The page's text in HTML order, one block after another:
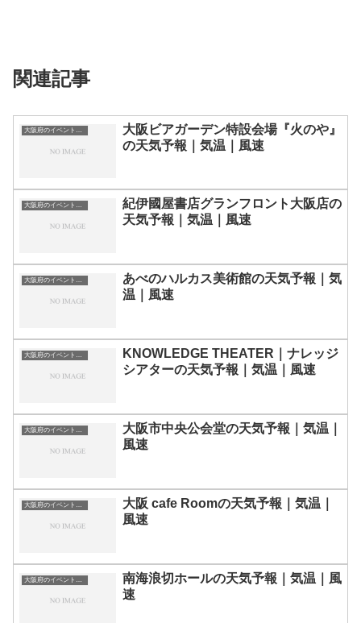
関連記事
大阪府のイベント会場一覧
大阪ビアガーデン特設会場『火のや』
の天気予報｜気温｜風速
大阪府のイベント会場一覧
紀伊國屋書店グランフロント大阪店の
天気予報｜気温｜風速
大阪府のイベント会場一覧
あべのハルカス美術館の天気予報｜気
温｜風速
大阪府のイベント会場一覧
KNOWLEDGE THEATER｜ナレッジ
シアターの天気予報｜気温｜風速
大阪府のイベント会場一覧
大阪市中央公会堂の天気予報｜気温｜
風速
大阪府のイベント会場一覧
大阪 cafe Roomの天気予報｜気温｜
風速
大阪府のイベント会場一覧
南海浪切ホールの天気予報｜気温｜風
速